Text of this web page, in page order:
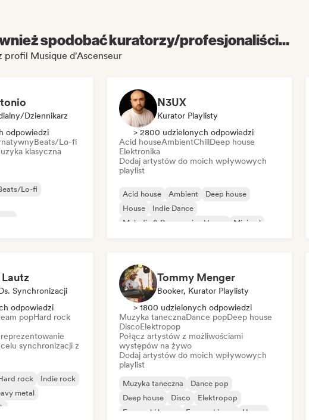
spodobać kuratorzy/profesjonaliści...
profil Musique d'Ascenseur
Dziennikarz
odpowiedzi
Beats/Lo-fi
klasyczna
Lo-fi
N3UX
Kurator Playlisty
> 2800 udzielonych odpowiedzi
Acid houseAmbientChillDeep house
Elektronika
Dodaj artystów do moich wpływowych
playlist
Acid house Ambient
Deep house
House
Indie Dance
Melodic & Progressive House
Minimal
Synchronizacji
odpowiedzi
popHard rock
synchronizacji z
rock
Indie rock
metal
Tommy Menger
Booker, Kurator Playlisty
> 1800 udzielonych odpowiedzi
Muzyka tanecznaDance popDeep house
DiscoElektropop
Połącz artystów z możliwościami
występów na żywo
Dodaj artystów do moich wpływowych
playlist
Muzyka taneczna
Dance pop
Deep house
Disco
Elektropop
Francuski house
Francuski pop House